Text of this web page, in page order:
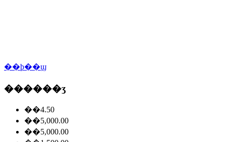
��ϸ��ϣ
������ʒ
��4.50
��5,000.00
��5,000.00